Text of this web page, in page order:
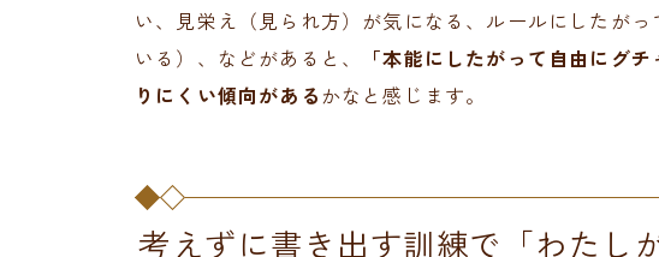
い、見栄え（見られ方）が気になる、ルールにしたが
いる）、などがあると、
「本能にしたがって自由にグ
りにくい傾向があるかなと感じます。
考えずに書き出す訓練で「わたし